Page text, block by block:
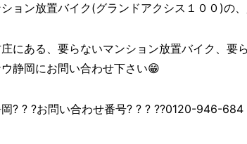
ョン放置バイク(グランドアクシス１００)の
にある、要らないマンション放置バイク、
静岡にお問い合わせ下さい😁
? ? ?お問い合わせ番号? ? ? ??0120-946-684